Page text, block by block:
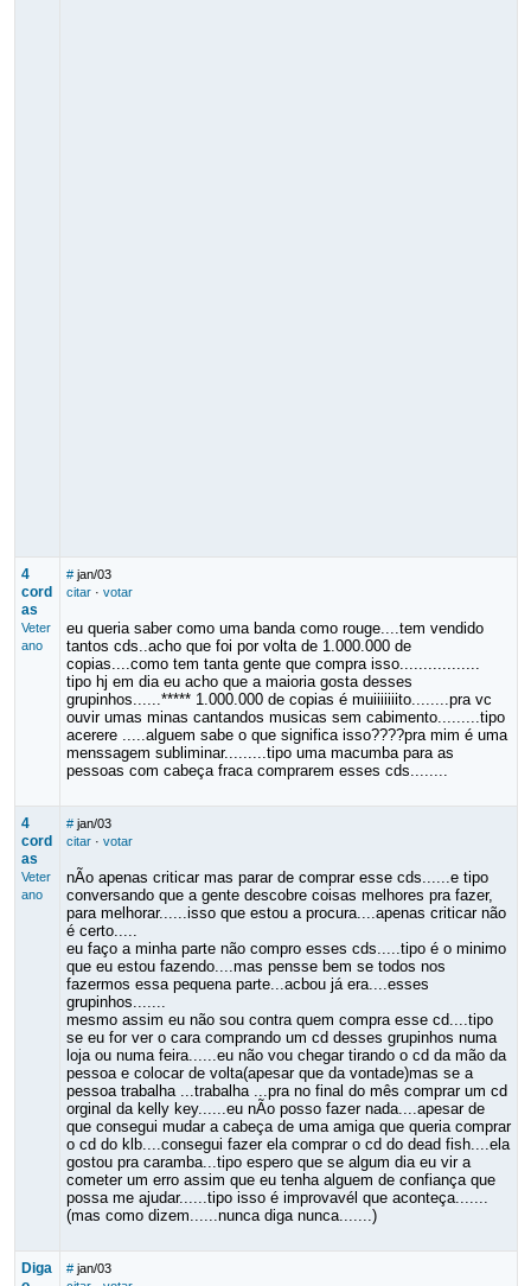
4
cord
as
Veter
ano
# jan/03
citar· votar
eu queria saber como uma banda como rouge....tem vendido
tantos cds..acho que foi por volta de 1.000.000 de
copias....como tem tanta gente que compra isso.................
tipo hj em dia eu acho que a maioria gosta desses
grupinhos......***** 1.000.000 de copias é muiiiiiiito........pra vc
ouvir umas minas cantandos musicas sem cabimento.........tipo
acerere .....alguem sabe o que significa isso????pra mim é uma
menssagem subliminar.........tipo uma macumba para as
pessoas com cabeça fraca comprarem esses cds........
4
cord
as
Veter
ano
# jan/03
citar· votar
nÃo apenas criticar mas parar de comprar esse cds......e tipo
conversando que a gente descobre coisas melhores pra fazer,
para melhorar......isso que estou a procura....apenas criticar não
é certo.....
eu faço a minha parte não compro esses cds.....tipo é o minimo
que eu estou fazendo....mas pensse bem se todos nos
fazermos essa pequena parte...acbou já era....esses
grupinhos.......
mesmo assim eu não sou contra quem compra esse cd....tipo
se eu for ver o cara comprando um cd desses grupinhos numa
loja ou numa feira......eu não vou chegar tirando o cd da mão da
pessoa e colocar de volta(apesar que da vontade)mas se a
pessoa trabalha ...trabalha ...pra no final do mês comprar um cd
orginal da kelly key......eu nÃo posso fazer nada....apesar de
que consegui mudar a cabeça de uma amiga que queria comprar
o cd do klb....consegui fazer ela comprar o cd do dead fish....ela
gostou pra caramba...tipo espero que se algum dia eu vir a
cometer um erro assim que eu tenha alguem de confiança que
possa me ajudar......tipo isso é improvavél que aconteça.......
(mas como dizem......nunca diga nunca.......)
Diga
# jan/03